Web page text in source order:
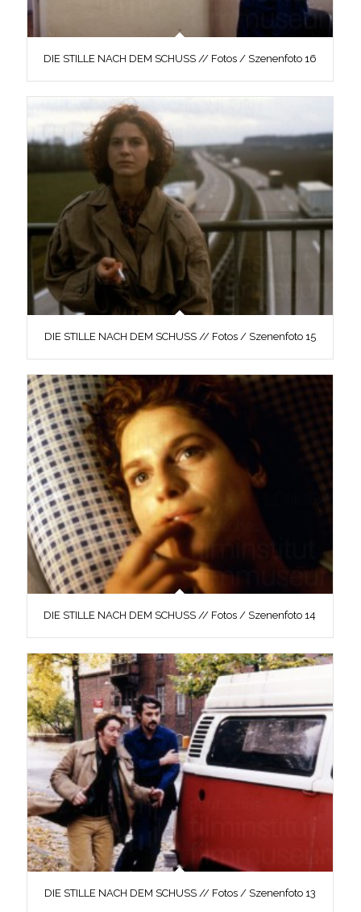
DIE STILLE NACH DEM SCHUSS // Fotos / Szenenfoto 16
DIE STILLE NACH DEM SCHUSS // Fotos / Szenenfoto 15
DIE STILLE NACH DEM SCHUSS // Fotos / Szenenfoto 14
DIE STILLE NACH DEM SCHUSS // Fotos / Szenenfoto 13